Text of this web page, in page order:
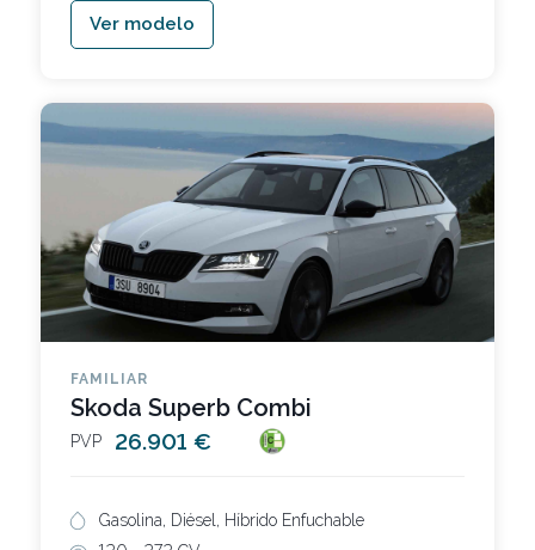
Ver modelo
FAMILIAR
Skoda Superb Combi
PVP 26.901 €
Gasolina, Diésel, Híbrido Enfuchable